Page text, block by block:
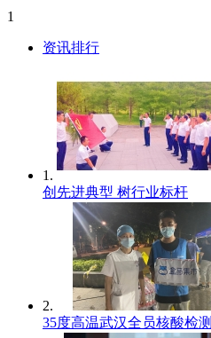
1
资讯排行
1.
创先进典型 树行业标杆
2.
35度高温武汉全员核酸检测